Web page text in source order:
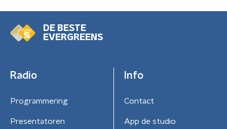
DE BESTE
EVERGREENS
Radio
Programmering
Presentatoren
Info
Contact
App de studio